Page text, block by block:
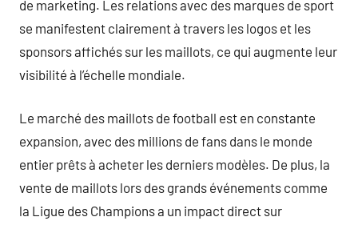
de marketing. Les relations avec des marques de sport
se manifestent clairement à travers les logos et les
sponsors affichés sur les maillots, ce qui augmente leur
visibilité à l’échelle mondiale.
Le marché des maillots de football est en constante
expansion, avec des millions de fans dans le monde
entier prêts à acheter les derniers modèles. De plus, la
vente de maillots lors des grands événements comme
la Ligue des Champions a un impact direct sur